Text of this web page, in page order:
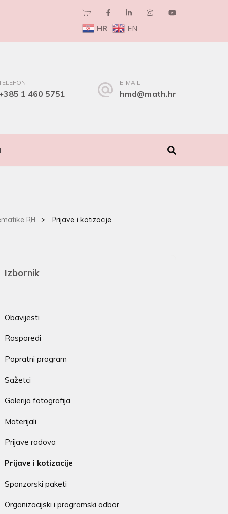
HR EN
1 460 5751
E-MAIL
hmd@math.hr
RH > Prijave i kotizacije
Izbornik
Obavijesti
Rasporedi
Popratni program
Sažetci
Galerija fotografija
Materijali
Prijave radova
Prijave i kotizacije
Sponzorski paketi
Organizacijski i programski odbor